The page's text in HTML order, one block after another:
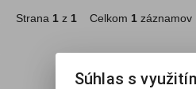
Strana 1 z 1 Celkom 1 záznamov
Súhlas s